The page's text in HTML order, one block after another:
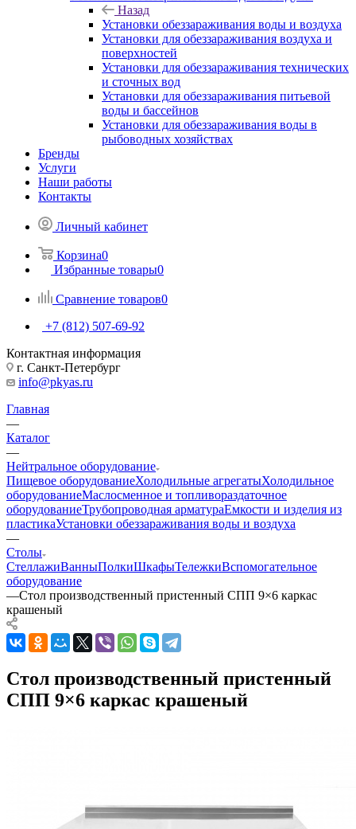
Назад
Установки обеззараживания воды и воздуха
Установки для обеззараживания воздуха и
поверхностей
Установки для обеззараживания технических
и сточных вод
Установки для обеззараживания питьевой
воды и бассейнов
Установки для обеззараживания воды в
рыбоводных хозяйствах
Бренды
Услуги
Наши работы
Контакты
Личный кабинет
Корзина0
Избранные товары0
Сравнение товаров0
+7 (812) 507-69-92
Контактная информация
г. Санкт-Петербург
info@pkyas.ru
Главная
—
Каталог
—
Нейтральное оборудование
Пищевое оборудованиеХолодильные агрегатыХолодильное
оборудованиеМаслосменное и топливораздаточное
оборудованиеТрубопроводная арматураЕмкости и изделия из
пластикаУстановки обеззараживания воды и воздуха
—
Столы
СтеллажиВанныПолкиШкафыТележкиВспомогательное
оборудование
—Стол производственный пристенный СПП 9×6 каркас
крашеный
Стол производственный пристенный
СПП 9×6 каркас крашеный